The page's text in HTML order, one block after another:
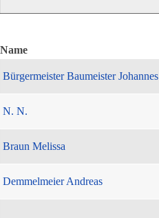
Name
Bürgermeister Baumeister Johannes
N. N.
Braun Melissa
Demmelmeier Andreas